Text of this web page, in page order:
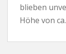
blieben
Höhe von